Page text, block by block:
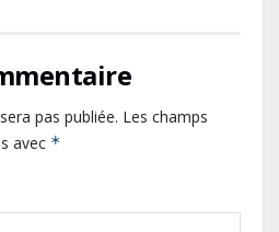
pas publiée. Les champs
avec *